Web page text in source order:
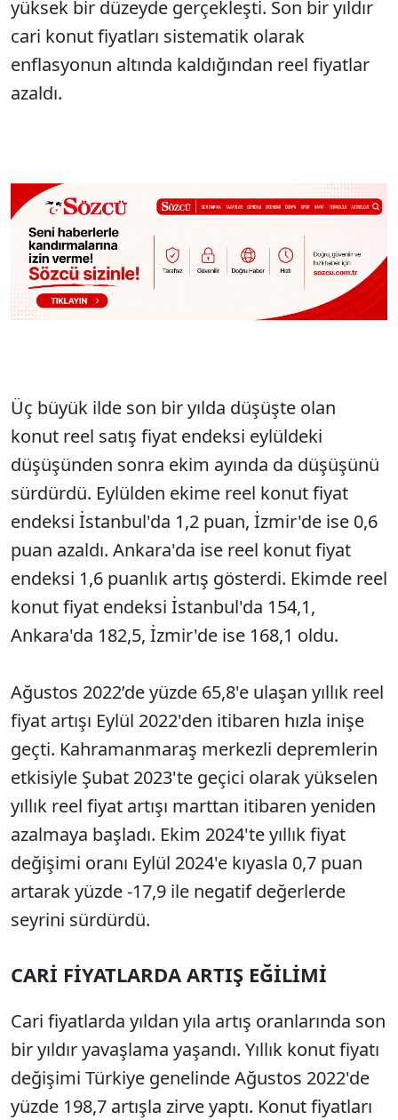
yüksek bir düzeyde gerçekleşti. Son bir yıldır
cari konut fiyatları sistematik olarak
enflasyonun altında kaldığından reel fiyatlar
azaldı.
Üç büyük ilde son bir yılda düşüşte olan
konut reel satış fiyat endeksi eylüldeki
düşüşünden sonra ekim ayında da düşüşünü
sürdürdü. Eylülden ekime reel konut fiyat
endeksi İstanbul'da 1,2 puan, İzmir'de ise 0,6
puan azaldı. Ankara'da ise reel konut fiyat
endeksi 1,6 puanlık artış gösterdi. Ekimde reel
konut fiyat endeksi İstanbul'da 154,1,
Ankara'da 182,5, İzmir'de ise 168,1 oldu.
Ağustos 2022’de yüzde 65,8'e ulaşan yıllık reel
fiyat artışı Eylül 2022'den itibaren hızla inişe
geçti. Kahramanmaraş merkezli depremlerin
etkisiyle Şubat 2023'te geçici olarak yükselen
yıllık reel fiyat artışı marttan itibaren yeniden
azalmaya başladı. Ekim 2024'te yıllık fiyat
değişimi oranı Eylül 2024'e kıyasla 0,7 puan
artarak yüzde -17,9 ile negatif değerlerde
seyrini sürdürdü.
CARİ FİYATLARDA ARTIŞ EĞİLİMİ
Cari fiyatlarda yıldan yıla artış oranlarında son
bir yıldır yavaşlama yaşandı. Yıllık konut fiyatı
değişimi Türkiye genelinde Ağustos 2022'de
yüzde 198,7 artışla zirve yaptı. Konut fiyatları